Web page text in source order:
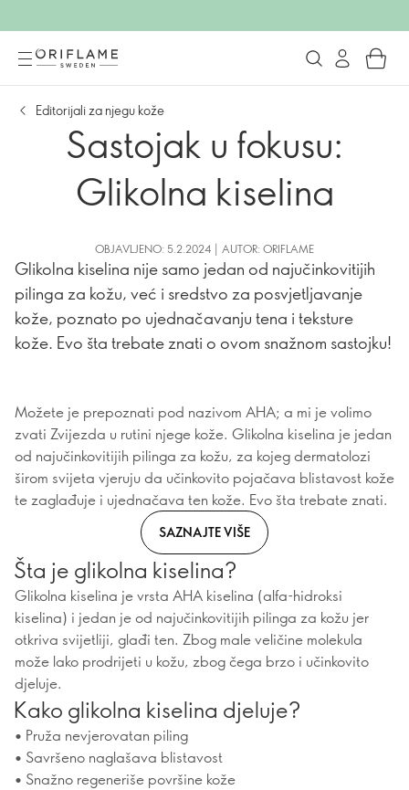
Editorijali za njegu kože
Sastojak u fokusu:
Glikolna kiselina
OBJAVLJENO: 5.2.2024 | AUTOR: ORIFLAME
Glikolna kiselina nije samo jedan od najučinkovitijih
pilinga za kožu, već i sredstvo za posvjetljavanje
kože, poznato po ujednačavanju tena i teksture
kože. Evo šta trebate znati o ovom snažnom sastojku!
Možete je prepoznati pod nazivom AHA; a mi je volimo
zvati Zvijezda u rutini njege kože. Glikolna kiselina je jedan
od najučinkovitijih pilinga za kožu, za kojeg dermatolozi
širom svijeta vjeruju da učinkovito pojačava blistavost kože
te zaglađuje i ujednačava ten kože. Evo šta trebate znati.
SAZNAJTE VIŠE
Šta je glikolna kiselina?
Glikolna kiselina je vrsta AHA kiselina (alfa-hidroksi
kiselina) i jedan je od najučinkovitijih pilinga za kožu jer
otkriva svijetliji, glađi ten. Zbog male veličine molekula
može lako prodrijeti u kožu, zbog čega brzo i učinkovito
djeluje.
Kako glikolna kiselina djeluje?
• Pruža nevjerovatan piling
• Savršeno naglašava blistavost
• Snažno regeneriše površine kože